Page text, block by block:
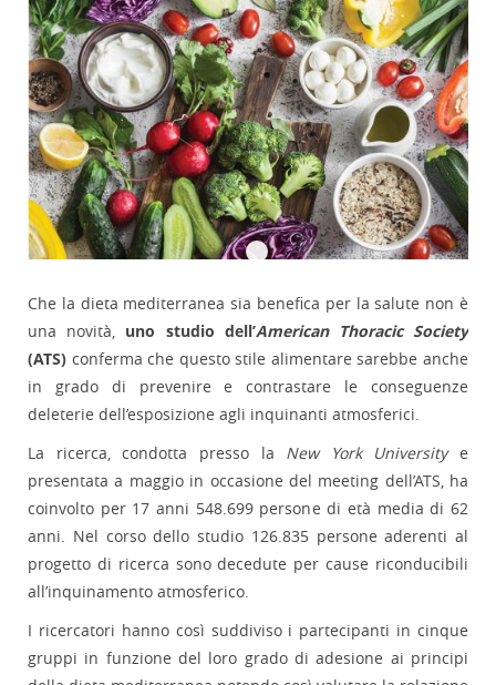
Che la dieta mediterranea sia benefica per la salute non è
una novità, uno studio dell’American Thoracic Society
(ATS) conferma che questo stile alimentare sarebbe anche
in grado di prevenire e contrastare le conseguenze
deleterie dell’esposizione agli inquinanti atmosferici.
La ricerca, condotta presso la New York University e
presentata a maggio in occasione del meeting dell’ATS, ha
coinvolto per 17 anni 548.699 persone di età media di 62
anni. Nel corso dello studio 126.835 persone aderenti al
progetto di ricerca sono decedute per cause riconducibili
all’inquinamento atmosferico.
I ricercatori hanno così suddiviso i partecipanti in cinque
gruppi in funzione del loro grado di adesione ai principi